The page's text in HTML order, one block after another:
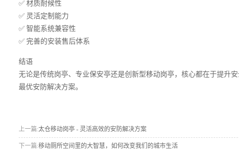
✅ 材质耐候性
✅ 灵活定制能力
✅ 智能系统兼容性
✅ 完善的安装售后体系
结语
无论是传统岗亭、专业保安亭还是创新型移动岗亭，核心都在于提升
最优安防解决方案。
上一篇:​太仓移动岗亭 - 灵活高效的安防解决方案
下一篇:移动厕所空间里的大智慧，如何改变我们的城市生活